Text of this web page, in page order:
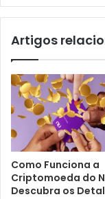
Artigos
Como Funciona a
Criptomoeda do
Descubra os